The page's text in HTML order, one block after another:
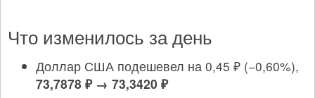
Что изменилось за день
Доллар США подешевел на 0,45 ₽ (−0,60%),
73,7878 ₽ → 73,3420 ₽